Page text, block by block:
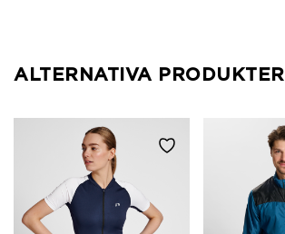
ALTERNATIVA PRODUKTER